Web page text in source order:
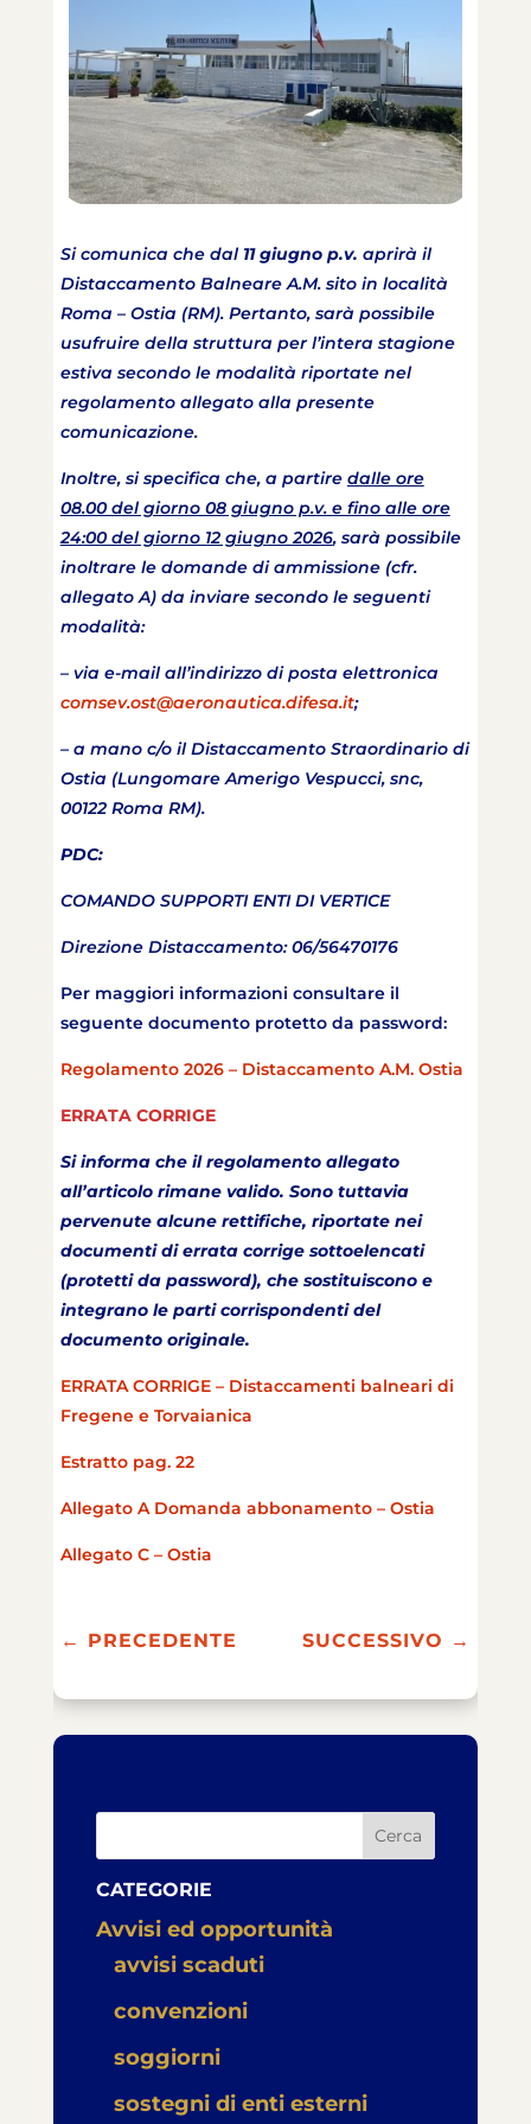
Si comunica che dal 11 giugno p.v. aprirà il
Distaccamento Balneare A.M. sito in località
Roma – Ostia (RM). Pertanto, sarà possibile
usufruire della struttura per l’intera stagione
estiva secondo le modalità riportate nel
regolamento allegato alla presente
comunicazione.
Inoltre, si specifica che, a partire dalle ore
08.00 del giorno 08 giugno p.v. e fino alle ore
24:00 del giorno 12 giugno 2026, sarà possibile
inoltrare le domande di ammissione (cfr.
allegato A) da inviare secondo le seguenti
modalità:
– via e-mail all’indirizzo di posta elettronica
comsev.ost@aeronautica.difesa.it;
– a mano c/o il Distaccamento Straordinario di
Ostia (Lungomare Amerigo Vespucci, snc,
00122 Roma RM).
PDC:
COMANDO SUPPORTI ENTI DI VERTICE
Direzione Distaccamento: 06/56470176
Per maggiori informazioni consultare il
seguente documento protetto da password:
Regolamento 2026 – Distaccamento A.M. Ostia
ERRATA CORRIGE
Si informa che il regolamento allegato
all’articolo rimane valido. Sono tuttavia
pervenute alcune rettifiche, riportate nei
documenti di errata corrige sottoelencati
(protetti da password), che sostituiscono e
integrano le parti corrispondenti del
documento originale.
ERRATA CORRIGE – Distaccamenti balneari di
Fregene e Torvaianica
Estratto pag. 22
Allegato A Domanda abbonamento – Ostia
Allegato C – Ostia
← PRECEDENTE SUCCESSIVO →
Cerca
CATEGORIE
Avvisi ed opportunità
avvisi scaduti
convenzioni
soggiorni
sostegni di enti esterni